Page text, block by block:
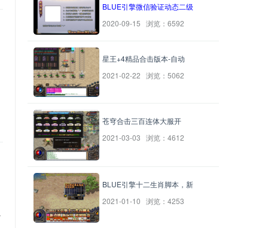
BLUE引擎微信验证动态二级
2020-09-15 浏览：6592
星王+4精品合击版本-自动
2021-02-22 浏览：5062
苍穹合击三百连体大服开
2021-03-03 浏览：4612
BLUE引擎十二生肖脚本，新
2021-01-10 浏览：4253